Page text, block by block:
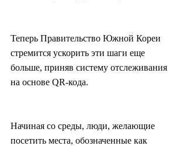
Теперь Правительство Южной Кореи
стремится ускорить эти шаги еще
больше, приняв систему отслеживания
на основе QR-кода.
Начиная со среды, люди, желающие
посетить места, обозначенные как